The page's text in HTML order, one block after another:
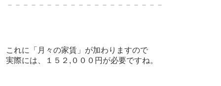
－－－－－－－－－－－－－ －－－－－－－
これに「月々の家賃」が加わりますので
実際には、１５２,０００円が必要ですね。